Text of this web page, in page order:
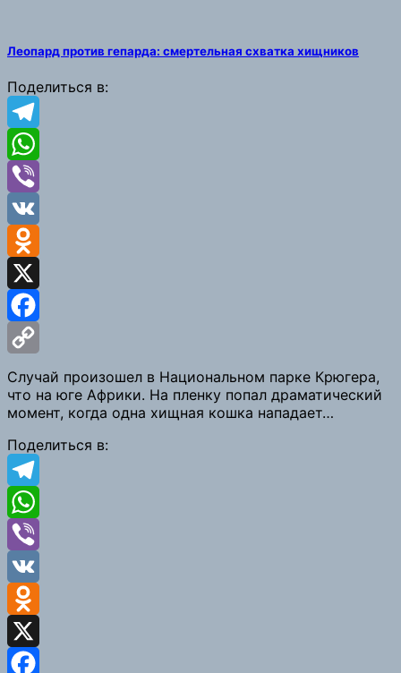
Леопард против гепарда: смертельная схватка хищников
Поделиться в:
Telegram
WhatsApp
Viber
VK
Odnoklassniki
X
Facebook
Copy
Link
Случай произошел в Национальном парке Крюгера,
что на юге Африки. На пленку попал драматический
момент, когда одна хищная кошка нападает…
Поделиться в:
Telegram
WhatsApp
Viber
VK
Odnoklassniki
X